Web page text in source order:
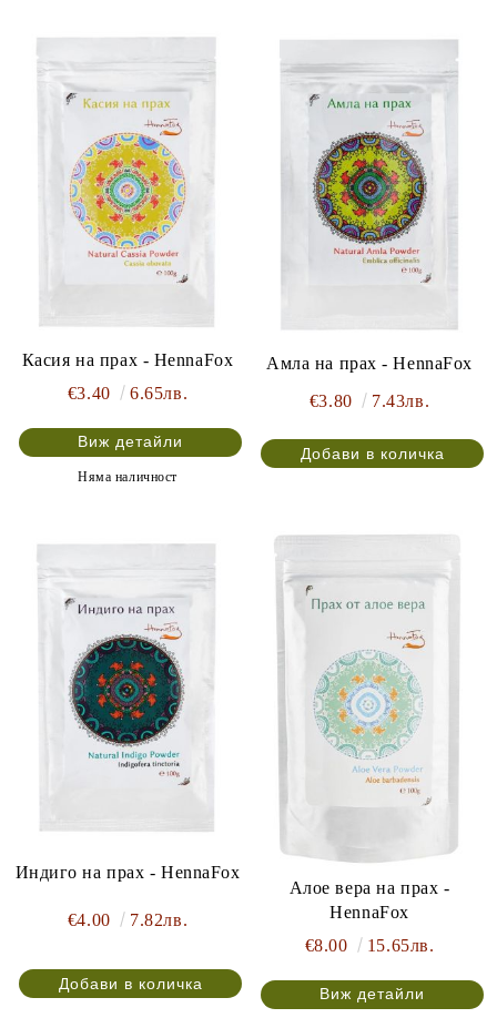
Касия на прах - HennaFox
€3.40
6.65лв.
Виж детайли
Няма наличност
Амла на прах - HennaFox
€3.80
7.43лв.
Индиго на прах - HennaFox
€4.00 7.82лв.
Алое вера на прах -
HennaFox
€8.00
15.65лв.
Виж детайли